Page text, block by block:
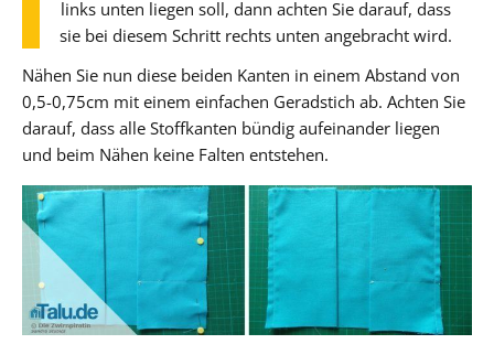
links unten liegen soll, dann achten Sie darauf, dass
sie bei diesem Schritt rechts unten angebracht wird.
Nähen Sie nun diese beiden Kanten in einem Abstand von
0,5-0,75cm mit einem einfachen Geradstich ab. Achten Sie
darauf, dass alle Stoffkanten bündig aufeinander liegen
und beim Nähen keine Falten entstehen.